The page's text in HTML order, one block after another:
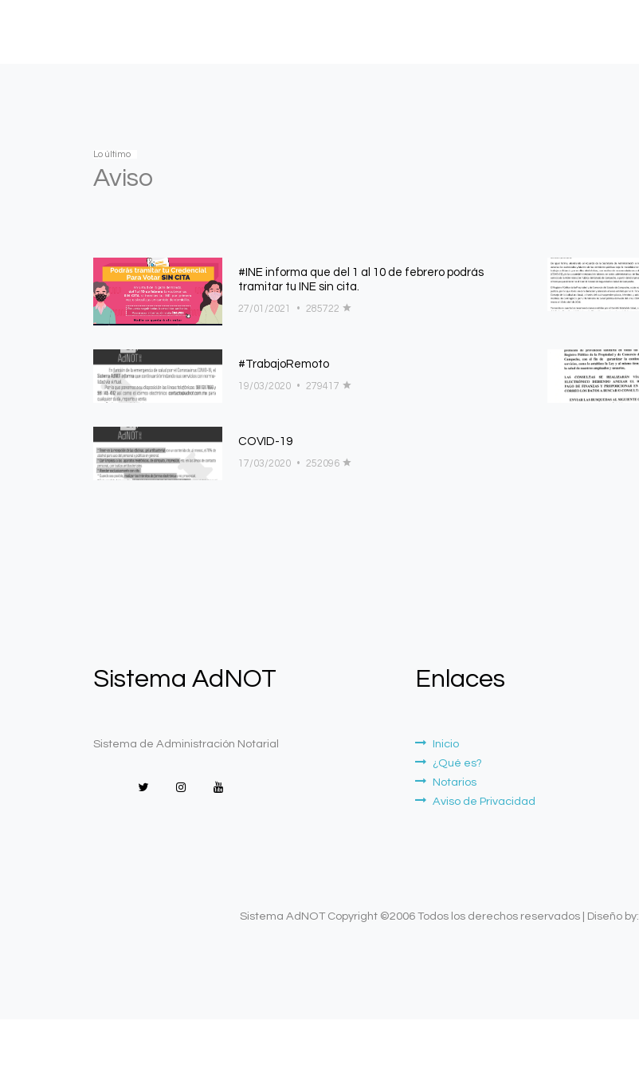
Lo último
Aviso
#INE informa que del 1 al 10 de febrero podrás
tramitar tu INE sin cita.
27/01/2021 • 285722
#TrabajoRemoto
19/03/2020 • 279417
COVID-19
17/03/2020 • 252096
Sistema AdNOT
Sistema de Administración Notarial
Enlaces
Inicio
¿Qué es?
Notarios
Aviso de Privacidad
Sistema AdNOT Copyright ©2006 Todos los derechos reservados | Diseño by: